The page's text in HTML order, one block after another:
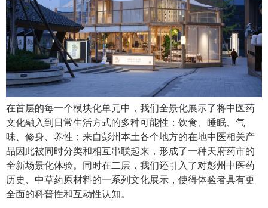
在首层的每一个模块化单元中，我们全景化展示了将中医药
文化融入到日常生活方式的多种可能性：饮食、睡眠、气
味、修身、养性；来自彭州本土各个地方的在地中医相关产
品因此被同时分类和相互串联起来，形成了一种天府药市的
全新场景化体验。同时在二层，我们还引入了对彭州中医药
历史、中草药原材料的一系列文化展示，使得体验者具有更
全面的科普性和互动性认知。